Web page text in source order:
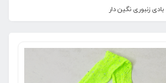
بادی زنبوری نگین دار